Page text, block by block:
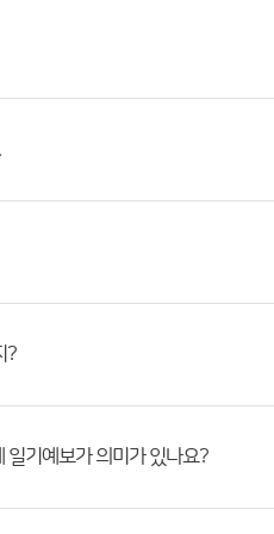
?
기예보가 의미가 있나요?